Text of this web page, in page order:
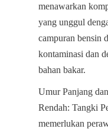
menawarkan
yang unggul
campuran bensin
kontaminasi dan
bahan bakar.
Umur Panjang
Rendah: Tangki
memerlukan